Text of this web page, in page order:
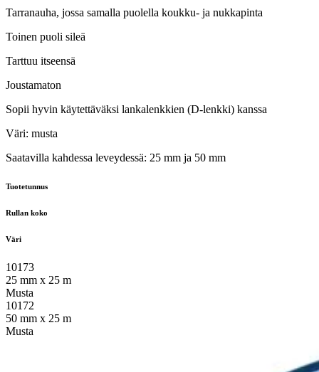
Tarranauha, jossa samalla puolella koukku- ja nukkapinta
Toinen puoli sileä
Tarttuu itseensä
Joustamaton
Sopii hyvin käytettäväksi lankalenkkien (D-lenkki) kanssa
Väri: musta
Saatavilla kahdessa leveydessä: 25 mm ja 50 mm
Tuotetunnus
Rullan koko
Väri
10173
25 mm x 25 m
Musta
10172
50 mm x 25 m
Musta